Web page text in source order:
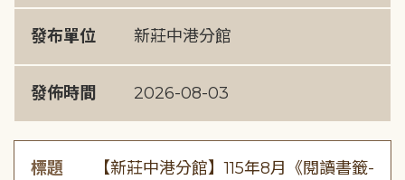
發布單位 新莊中港分館
發佈時間 2026-08-03
標題
【新莊中港分館】115年8月《閱讀書籤-